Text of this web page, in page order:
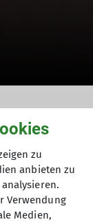
zu
anbieten zu
Verwendung
Medien,